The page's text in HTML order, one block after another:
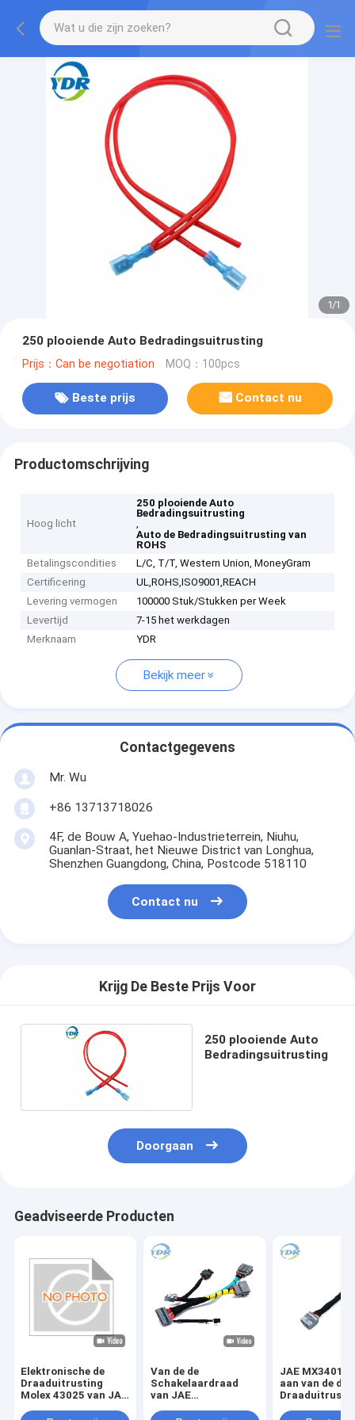
1/1
250 plooiende Auto Bedradingsuitrusting
Prijs：Can be negotiation MOQ：100pcs
Beste prijs Contact nu
Productomschrijving
Hoog licht
250 plooiende Auto
Bedradingsuitrusting
,
Auto de Bedradingsuitrusting van
ROHS
Betalingscondities
L/C, T/T, Western Union, MoneyGram
Certificering
UL,ROHS,ISO9001,REACH
Levering vermogen
100000 Stuk/Stukken per Week
Levertijd
7-15 het werkdagen
Merknaam
YDR
Bekijk meer
Contactgegevens
Mr. Wu
+86 13713718026
4F, de Bouw A, Yuehao-Industrieterrein, Niuhu,
Guanlan-Straat, het Nieuwe District van Longhua,
Shenzhen Guangdong, China, Postcode 518110
Contact nu
Krijg De Beste Prijs Voor
250 plooiende Auto
Bedradingsuitrusting
Doorgaan
Geadviseerde Producten
Elektronische de
Draaduitrusting
Molex 43025 van JAE
Van de de
Schakelaardraad
van JAE
JAE
aan van de de